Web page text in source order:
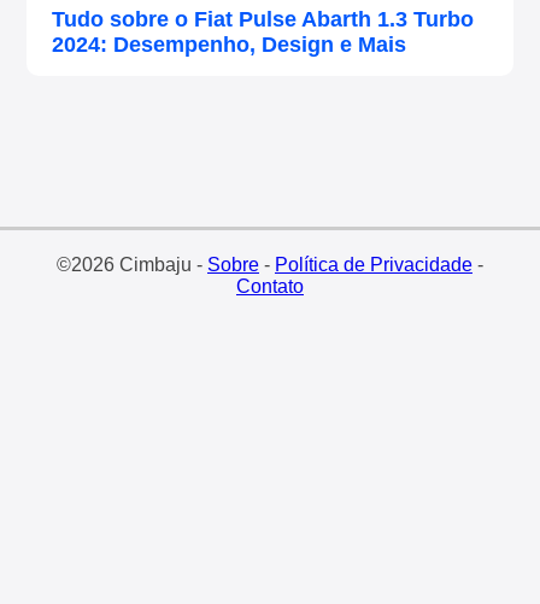
Tudo sobre o Fiat Pulse Abarth 1.3 Turbo
2024: Desempenho, Design e Mais
©2026 Cimbaju - Sobre- Política de Privacidade-
Contato